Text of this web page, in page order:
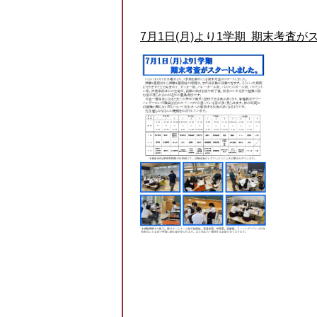
7月1日(月)より1学期 期末考査が